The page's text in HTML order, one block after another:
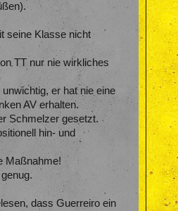
seine Klasse nicht
TT nur nie wirkliches
er hat nie eine
AV erhalten.
Schmelzer gesetzt.
hin- und
Maßnahme!
dass Guerreiro ein